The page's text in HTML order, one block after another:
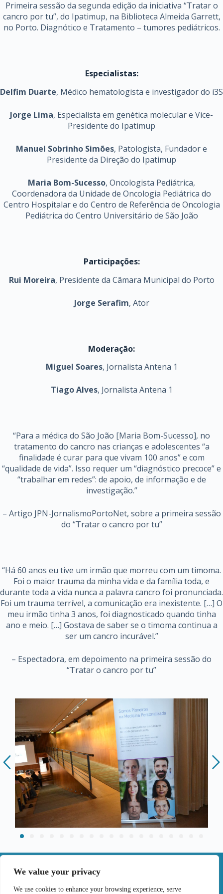
We value your privacy
We use cookies to enhance your browsing experience, serve
Primeira sessão da segunda edição da iniciativa “Tratar o
cancro por tu”, do Ipatimup, na Biblioteca Almeida Garrett,
no Porto. Diagnótico e Tratamento – tumores pediátricos.
Especialistas:
Delfim Duarte, Médico hematologista e investigador do i3S
Jorge Lima, Especialista em genética molecular e Vice-
Presidente do Ipatimup
Manuel Sobrinho Simões, Patologista, Fundador e
Presidente da Direção do Ipatimup
Maria Bom-Sucesso, Oncologista Pediátrica,
Coordenadora da Unidade de Oncologia Pediátrica do
Centro Hospitalar e do Centro de Referência de Oncologia
Pediátrica do Centro Universitário de São João
Participações:
Rui Moreira, Presidente da Câmara Municipal do Porto
Jorge Serafim, Ator
Moderação:
Miguel Soares, Jornalista Antena 1
Tiago Alves, Jornalista Antena 1
“Para a médica do São João [Maria Bom-Sucesso], no
tratamento do cancro nas crianças e adolescentes “a
finalidade é curar para que vivam 100 anos” e com
“qualidade de vida”. Isso requer um “diagnóstico precoce” e
“trabalhar em redes”: de apoio, de informação e de
investigação.”
– Artigo JPN-JornalismoPortoNet, sobre a primeira sessão
do “Tratar o cancro por tu”
“Há 60 anos eu tive um irmão que morreu com um timoma.
Foi o maior trauma da minha vida e da família toda, e
durante toda a vida nunca a palavra cancro foi pronunciada.
Foi um trauma terrível, a comunicação era inexistente. […] O
meu irmão tinha 3 anos, foi diagnosticado quando tinha
ano e meio. […] Gostava de saber se o timoma continua a
ser um cancro incurável.”
– Espectadora, em depoimento na primeira sessão do
“Tratar o cancro por tu”
|